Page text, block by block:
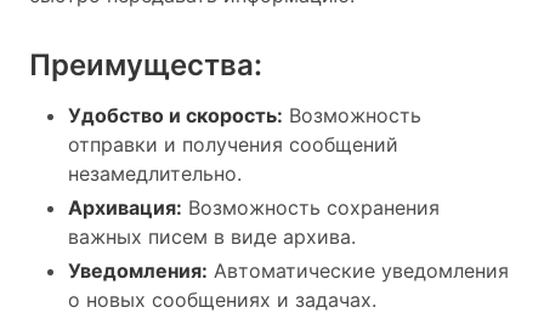
Преимущества:
Удобство и скорость: Возможность
отправки и получения сообщений
незамедлительно.
Архивация: Возможность сохранения
важных писем в виде архива.
Уведомления: Автоматические уведомления
о новых сообщениях и задачах.